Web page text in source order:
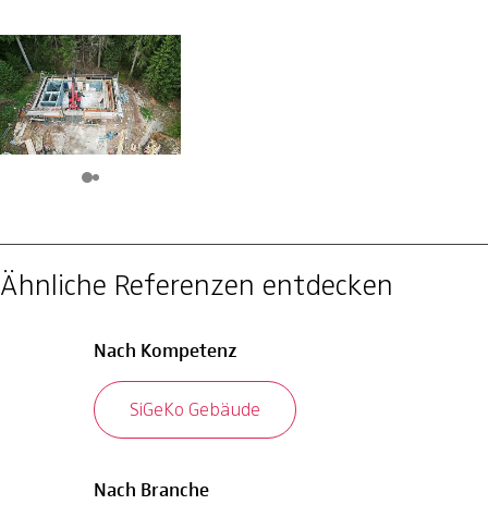
Ähnliche Referenzen entdecken
Nach Kompetenz
SiGeKo Gebäude
Nach Branche